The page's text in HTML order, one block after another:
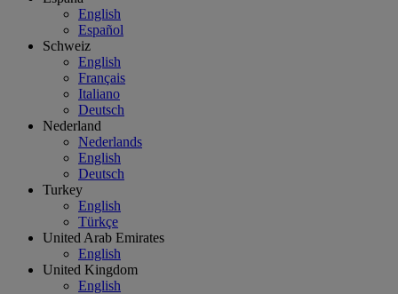
English
Español
Schweiz
English
Français
Italiano
Deutsch
Nederland
Nederlands
English
Deutsch
Turkey
English
Türkçe
United Arab Emirates
English
United Kingdom
English